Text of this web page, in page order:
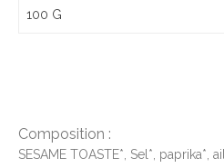
Composition :
SESAME TOASTE*, Sel*, paprika*,